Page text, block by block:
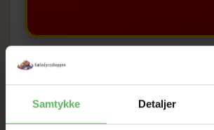
Samtykke Detaljer
BESKRIVELSE ANDRE KØBTE